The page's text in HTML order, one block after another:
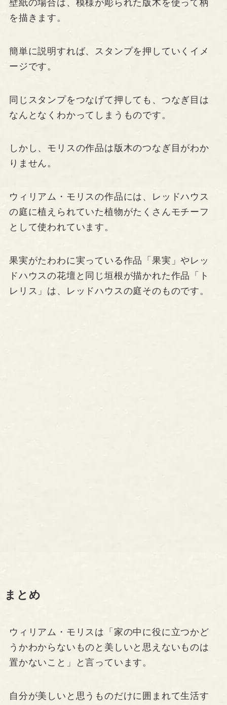
壁紙の場合は、模様が彫られた版木を使って柄
を描きます。
簡単に説明すれば、スタンプを押していくイメ
ージです。
同じスタンプをつなげて押しても、つなぎ目は
なんとなくわかってしまうものです。
しかし、モリスの作品は版木のつなぎ目がわか
りません。
ウィリアム・モリスの作品には、レッドハウス
の庭に植えられていた植物がたくさんモチーフ
として使われています。
果実がたわわに実っている作品「果実」やレッ
ドハウスの花壇と同じ垣根が描かれた作品「ト
レリス」は、レッドハウスの庭そのものです。
まとめ
ウィリアム・モリスは「家の中に役に立つかど
うかわからないものと美しいと思えないものは
置かないこと」と言っています。
自分が美しいと思うものだけに囲まれて生活す